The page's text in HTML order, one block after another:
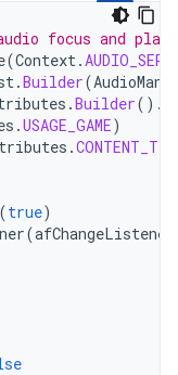
focus and
(Context.
.Builder(
.Builder().
.USAGE_GAME)
.
(true)
(afChangeListener